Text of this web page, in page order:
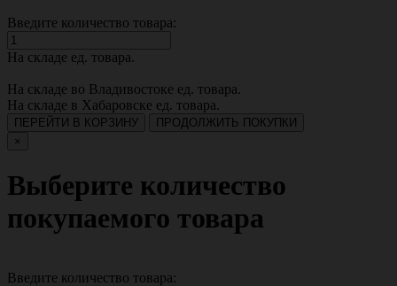
Введите количество товара:
На складе ед. товара.
На складе во Владивостоке ед. товара.
На складе в Хабаровске ед. товара.
ПЕРЕЙТИ В КОРЗИНУ
ПРОДОЛЖИТЬ ПОКУПКИ
×
Выберите количество
покупаемого товара
Введите количество товара: